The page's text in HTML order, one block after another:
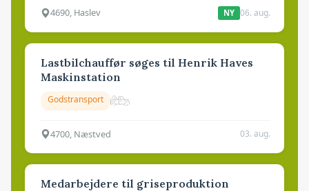
4690, Haslev NY 06. aug.
Lastbilchauffør søges til Henrik Haves
Maskinstation
Godstransport
4700, Næstved 03. aug.
Medarbejdere til griseproduktion